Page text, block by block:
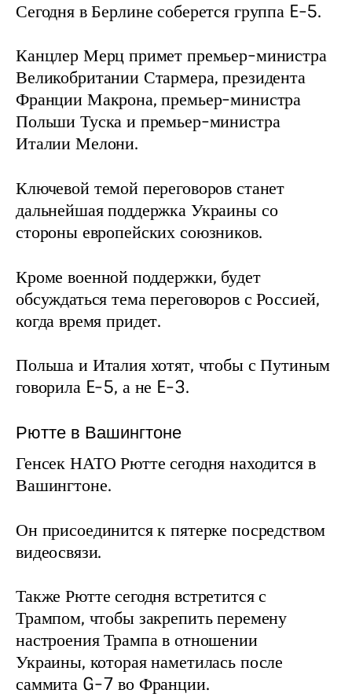
Сегодня в Берлине соберется группа E-5.
Канцлер Мерц примет премьер-министра
Великобритании Стармера, президента
Франции Макрона, премьер-министра
Польши Туска и премьер-министра
Италии Мелони.
Ключевой темой переговоров станет
дальнейшая поддержка Украины со
стороны европейских союзников.
Кроме военной поддержки, будет
обсуждаться тема переговоров с Россией,
когда время придет.
Польша и Италия хотят, чтобы с Путиным
говорила E-5, а не E-3.
Рютте в Вашингтоне
Генсек НАТО Рютте сегодня находится в
Вашингтоне.
Он присоединится к пятерке посредством
видеосвязи.
Также Рютте сегодня встретится с
Трампом, чтобы закрепить перемену
настроения Трампа в отношении
Украины, которая наметилась после
саммита G-7 во Франции.